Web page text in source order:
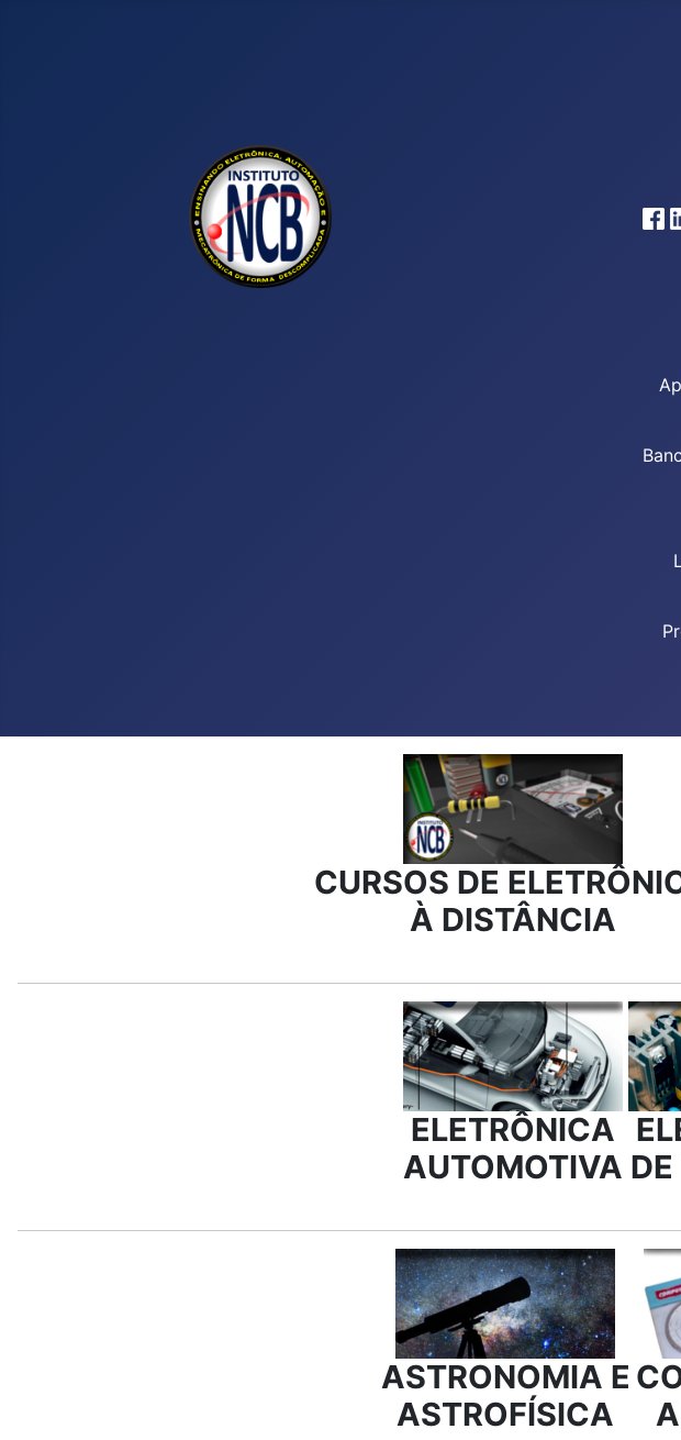
CURSOS DE
À DISTÂNCIA
ELETRÔNICA
AUTOMOTIVA
ASTRONOMIA E
ASTROFÍSICA